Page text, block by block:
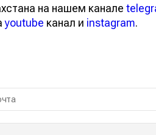
на нашем канале
youtube канал и instagram.